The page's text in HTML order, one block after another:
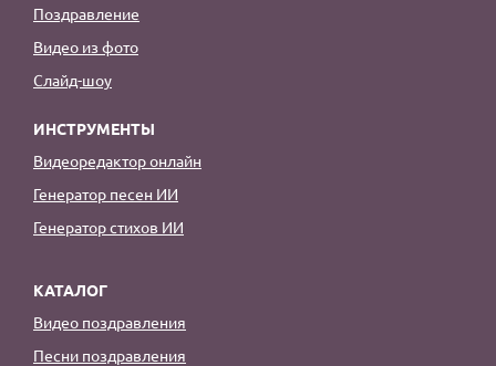
Поздравление
Видео из фото
Слайд-шоу
ИНСТРУМЕНТЫ
Видеоредактор онлайн
Генератор песен ИИ
Генератор стихов ИИ
КАТАЛОГ
Видео поздравления
Песни поздравления